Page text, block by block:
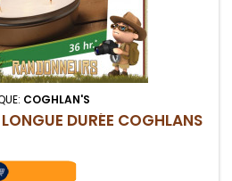
COGHLAN'S
DURÉE COGHLANS